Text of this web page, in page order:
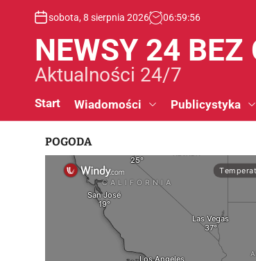
sobota, 8 sierpnia 2026 06:59:57
NEWSY 24 BEZ
Aktualności 24/7
Start Wiadomości Publicystyka
POGODA